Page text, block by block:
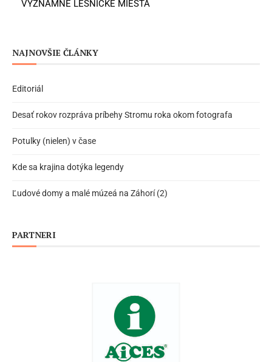
VÝZNAMNÉ LESNÍCKE MIESTA
NAJNOVŠIE ČLÁNKY
Editoriál
Desať rokov rozpráva príbehy Stromu roka okom fotografa
Potulky (nielen) v čase
Kde sa krajina dotýka legendy
Ľudové domy a malé múzeá na Záhorí (2)
PARTNERI